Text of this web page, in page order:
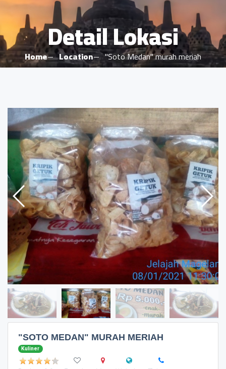
Detail Lokasi
Home Location "Soto Medan" murah meriah
"SOTO MEDAN" MURAH MERIAH
Kuliner